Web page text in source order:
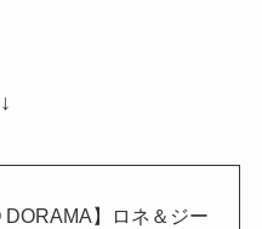
DORAMA】ロネ＆ジー